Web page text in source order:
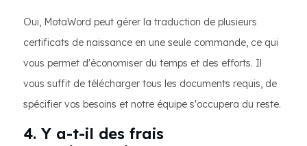
Oui, MotaWord peut gérer la traduction de plusieurs
certificats de naissance en une seule commande, ce qui
vous permet d'économiser du temps et des efforts. Il
vous suffit de télécharger tous les documents requis, de
spécifier vos besoins et notre équipe s'occupera du reste.
4. Y a-t-il des frais